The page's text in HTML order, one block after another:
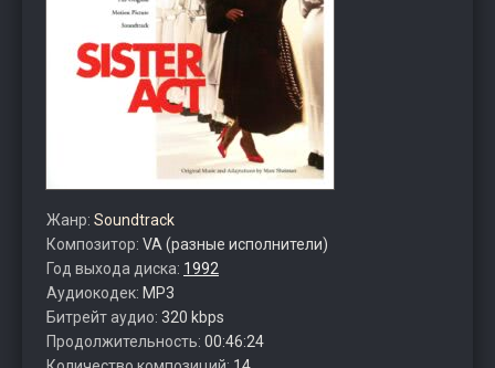
Жанр: Soundtrack
Композитор: VA (разные исполнители)
Год выхода диска: 1992
Аудиокодек: MP3
Битрейт аудио: 320 kbps
Продолжительность: 00:46:24